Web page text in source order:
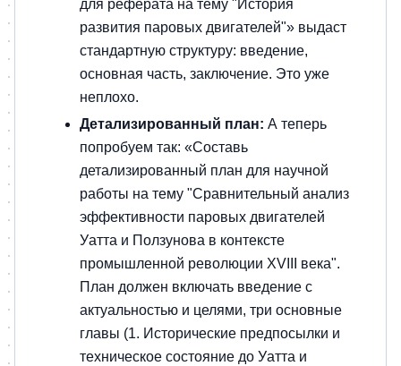
для реферата на тему "История
развития паровых двигателей"» выдаст
стандартную структуру: введение,
основная часть, заключение. Это уже
неплохо.
Детализированный план: А теперь
попробуем так: «Составь
детализированный план для научной
работы на тему "Сравнительный анализ
эффективности паровых двигателей
Уатта и Ползунова в контексте
промышленной революции XVIII века".
План должен включать введение с
актуальностью и целями, три основные
главы (1. Исторические предпосылки и
техническое состояние до Уатта и